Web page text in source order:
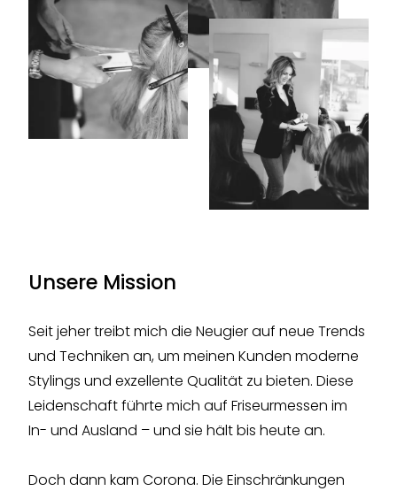
Unsere Mission
Seit jeher treibt mich die Neugier auf neue Trends
und Techniken an, um meinen Kunden moderne
Stylings und exzellente Qualität zu bieten. Diese
Leidenschaft führte mich auf Friseurmessen im
In- und Ausland – und sie hält bis heute an.
Doch dann kam Corona. Die Einschränkungen